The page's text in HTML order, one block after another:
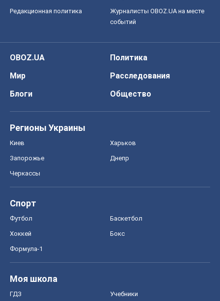
Редакционная политика
Журналисты OBOZ.UA на месте
событий
OBOZ.UA
Политика
Мир
Расследования
Блоги
Общество
Регионы Украины
Киев Харьков
Запорожье Днепр
Черкассы
Спорт
Футбол Баскетбол
Хоккей Бокс
Формула-1
Моя школа
ГДЗ Учебники